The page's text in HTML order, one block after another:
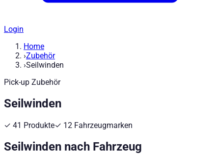
Login
Home
›Zubehör
›Seilwinden
Pick-up Zubehör
Seilwinden
✓ 41 Produkte✓ 12 Fahrzeugmarken
Seilwinden nach Fahrzeug